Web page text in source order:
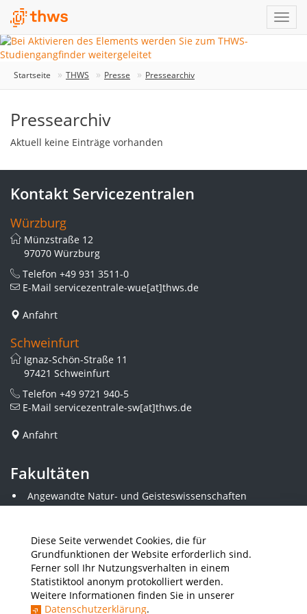
Diese Seite verwendet Cookies, die für
Grundfunktionen der Website erforderlich sind.
Ferner soll Ihr Nutzungsverhalten in einem
Statistiktool anonym protokolliert werden.
Weitere Informationen finden Sie in unserer
Datenschutzerklärung.
Startseite THWS Presse Pressearchiv
Pressearchiv
Aktuell keine Einträge vorhanden
Kontakt Servicezentralen
Würzburg
Münzstraße 12
97070 Würzburg
Telefon +49 931 3511-0
E-Mail servicezentrale-wue[at]thws.de
Anfahrt
Schweinfurt
Ignaz-Schön-Straße 11
97421 Schweinfurt
Telefon +49 9721 940-5
E-Mail servicezentrale-sw[at]thws.de
Anfahrt
Fakultäten
Angewandte Natur- und Geisteswissenschaften
Angewandte Sozialwissenschaften
Elektrotechnik
Gestaltung
Informatik und Wirtschaftsinformatik
Kunststofftechnik und Vermessung
Maschinenbau
THWS Business School